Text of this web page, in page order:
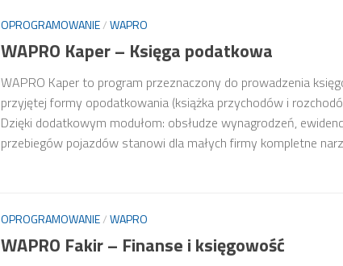
OPROGRAMOWANIE/WAPRO
WAPRO Kaper – Księga podatkowa
WAPRO Kaper to program przeznaczony do prowadzenia
przyjętej formy opodatkowania (książka przychodów i
Dzięki dodatkowym modułom: obsłudze wynagrodzeń,
przebiegów pojazdów stanowi dla małych firmy kompletne
OPROGRAMOWANIE/WAPRO
WAPRO Fakir – Finanse i księgowość